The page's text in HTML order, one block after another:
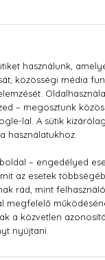
gél 75 ml
BETAINE,
SILICA SILYLATE,
BUTYLENE
(BLACK
LUMBRICALIS